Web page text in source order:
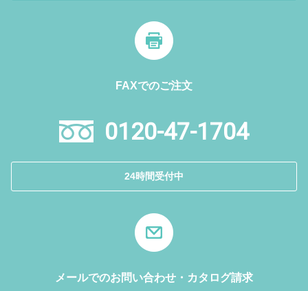
FAXでのご注文
0120-47-1704
24時間受付中
メールでのお問い合わせ・カタログ請求